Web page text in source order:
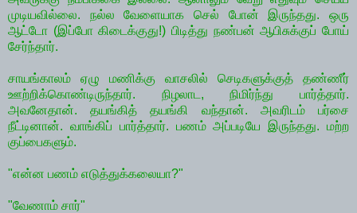
முடியவில்லை. நல்ல வேளையாக செல் போன் இருந்தது. ஒரு
ஆட்டோ (இப்போ கிடைக்குது!) பிடித்து நண்பன் ஆபிசுக்குப் போய்
சேர்ந்தார்.
சாயங்காலம் ஏழு மணிக்கு வாசலில் செடிகளுக்குத் தண்ணீர்
ஊற்றிக்கொண்டிருந்தார். நிழலாட, நிமிர்ந்து பார்த்தார்.
அவனேதான். தயங்கித் தயங்கி வந்தான். அவரிடம் பர்சை
நீட்டினான். வாங்கிப் பார்த்தார். பணம் அப்படியே இருந்தது. மற்ற
குப்பைகளும்.
"என்ன பணம் எடுத்துக்கலையா?"
"வேணாம் சார்"